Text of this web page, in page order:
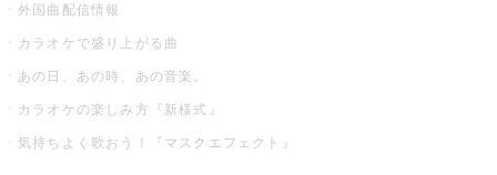
外国曲配信情報
カラオケで盛り上がる曲
あの日、あの時、あの音楽。
カラオケの楽しみ方『新様式』
気持ちよく歌おう！『マスクエフェクト』